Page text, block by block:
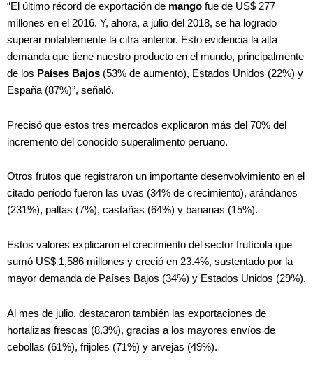
“El último récord de exportación de mango fue de US$ 277
millones en el 2016. Y, ahora, a julio del 2018, se ha logrado
superar notablemente la cifra anterior. Esto evidencia la alta
demanda que tiene nuestro producto en el mundo, principalmente
de los Países Bajos (53% de aumento), Estados Unidos (22%) y
España (87%)”, señaló.
Precisó que estos tres mercados explicaron más del 70% del
incremento del conocido superalimento peruano.
Otros frutos que registraron un importante desenvolvimiento en el
citado período fueron las uvas (34% de crecimiento), arándanos
(231%), paltas (7%), castañas (64%) y bananas (15%).
Estos valores explicaron el crecimiento del sector frutícola que
sumó US$ 1,586 millones y creció en 23.4%, sustentado por la
mayor demanda de Países Bajos (34%) y Estados Unidos (29%).
Al mes de julio, destacaron también las exportaciones de
hortalizas frescas (8.3%), gracias a los mayores envíos de
cebollas (61%), frijoles (71%) y arvejas (49%).